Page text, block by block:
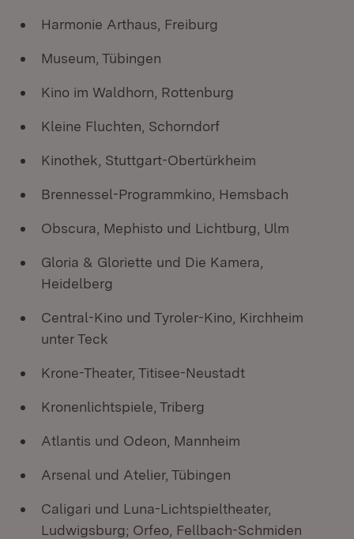
Harmonie Arthaus, Freiburg
Museum, Tübingen
Kino im Waldhorn, Rottenburg
Kleine Fluchten, Schorndorf
Kinothek, Stuttgart-Obertürkheim
Brennessel-Programmkino, Hemsbach
Obscura, Mephisto und Lichtburg, Ulm
Gloria & Gloriette und Die Kamera,
Heidelberg
Central-Kino und Tyroler-Kino, Kirchheim
unter Teck
Krone-Theater, Titisee-Neustadt
Kronenlichtspiele, Triberg
Atlantis und Odeon, Mannheim
Arsenal und Atelier, Tübingen
Caligari und Luna-Lichtspieltheater,
Ludwigsburg; Orfeo, Fellbach-Schmiden